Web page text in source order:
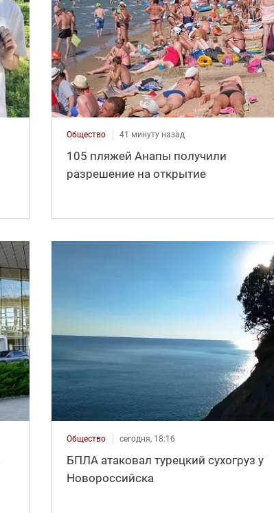
Общество 41 минуту назад
105 пляжей Анапы получили
разрешение на открытие
Общество сегодня, 18:16
БПЛА атаковал турецкий сухогруз у
Новороссийска